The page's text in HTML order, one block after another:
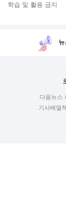
학습 및 활용 금지
다음뉴스
기사배열